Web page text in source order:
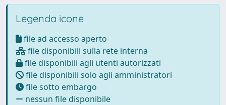
Legenda icone
file ad accesso aperto
file disponibili sulla rete interna
file disponibili agli utenti autorizzati
file disponibili solo agli amministratori
file sotto embargo
nessun file disponibile